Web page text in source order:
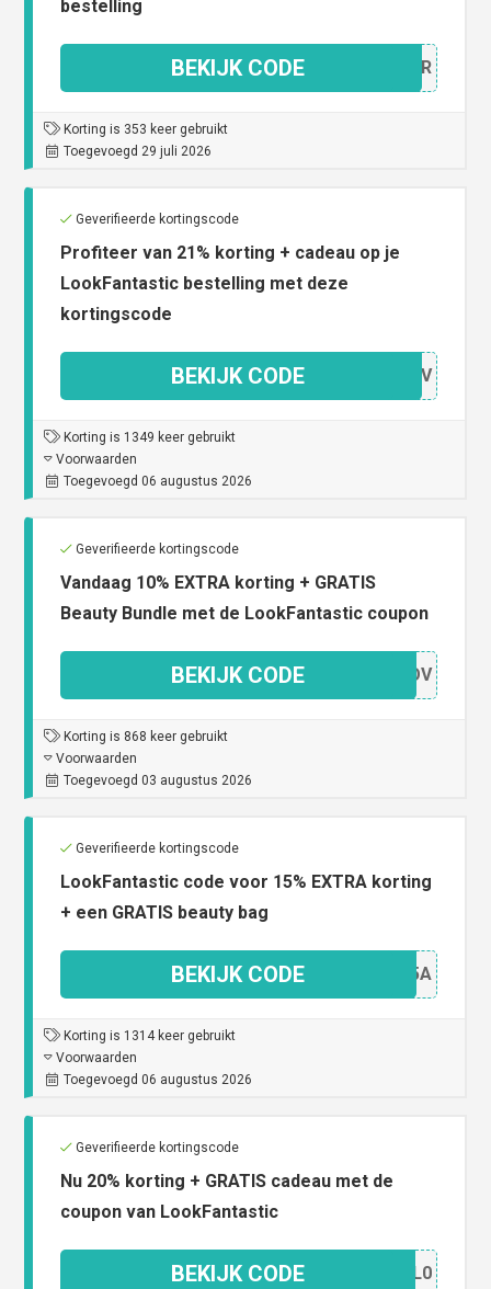
bestelling
VGIJR
BEKIJK CODE
Korting is 353 keer gebruikt
Toegevoegd 29 juli 2026
Geverifieerde kortingscode
Profiteer van 21% korting + cadeau op je
LookFantastic bestelling met deze
kortingscode
JGRIV
BEKIJK CODE
Korting is 1349 keer gebruikt
Voorwaarden
Toegevoegd 06 augustus 2026
Geverifieerde kortingscode
Vandaag 10% EXTRA korting + GRATIS
Beauty Bundle met de LookFantastic coupon
10EOV
BEKIJK CODE
Korting is 868 keer gebruikt
Voorwaarden
Toegevoegd 03 augustus 2026
Geverifieerde kortingscode
LookFantastic code voor 15% EXTRA korting
+ een GRATIS beauty bag
XR15A
BEKIJK CODE
Korting is 1314 keer gebruikt
Voorwaarden
Toegevoegd 06 augustus 2026
Geverifieerde kortingscode
Nu 20% korting + GRATIS cadeau met de
coupon van LookFantastic
A2OL0
BEKIJK CODE